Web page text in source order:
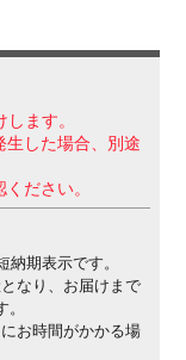
ロリクライニング
ニング強弱調整・
ストローク100mm)
定に基づく
。
ルグレー ⇒ダークグ
ます。
生した場合、別途
ださい。
期表示です。
なり、お届けまで
お時間がかかる場